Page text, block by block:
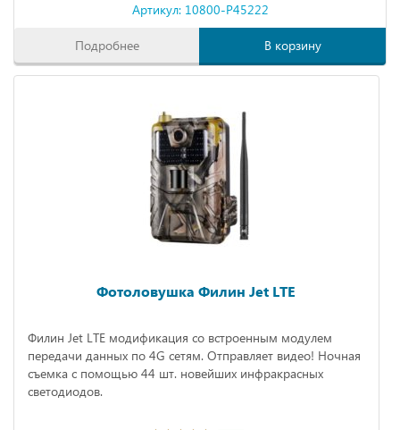
Артикул: 10800-P45222
Подробнее В корзину
Фотоловушка Филин Jet LTE
Филин Jet LTE модификация со встроенным модулем
передачи данных по 4G сетям. Отправляет видео! Ночная
съемка с помощью 44 шт. новейших инфракрасных
светодиодов.